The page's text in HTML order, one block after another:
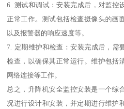
6. 测试和调试：安装完成后，对监控
正常工作。测试包括检查摄像头的画
以及报警器的响应速度等。
7. 定期维护和检查：安装完成后，需
检查，以确保其正常运行。维护包括
网络连接等工作。
总之，升降机安全监控安装是一个综
况进行设计和安装，并定期进行维护